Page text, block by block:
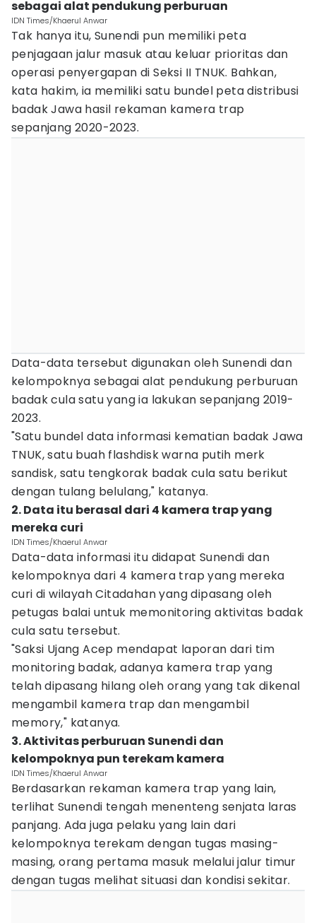
sebagai alat pendukung perburuan
IDN Times/Khaerul Anwar
Tak hanya itu, Sunendi pun memiliki peta
penjagaan jalur masuk atau keluar prioritas dan
operasi penyergapan di Seksi II TNUK. Bahkan,
kata hakim, ia memiliki satu bundel peta distribusi
badak Jawa hasil rekaman kamera trap
sepanjang 2020-2023.
Data-data tersebut digunakan oleh Sunendi dan
kelompoknya sebagai alat pendukung perburuan
badak cula satu yang ia lakukan sepanjang 2019-
2023.
"Satu bundel data informasi kematian badak Jawa
TNUK, satu buah flashdisk warna putih merk
sandisk, satu tengkorak badak cula satu berikut
dengan tulang belulang," katanya.
2. Data itu berasal dari 4 kamera trap yang
mereka curi
IDN Times/Khaerul Anwar
Data-data informasi itu didapat Sunendi dan
kelompoknya dari 4 kamera trap yang mereka
curi di wilayah Citadahan yang dipasang oleh
petugas balai untuk memonitoring aktivitas badak
cula satu tersebut.
"Saksi Ujang Acep mendapat laporan dari tim
monitoring badak, adanya kamera trap yang
telah dipasang hilang oleh orang yang tak dikenal
mengambil kamera trap dan mengambil
memory," katanya.
3. Aktivitas perburuan Sunendi dan
kelompoknya pun terekam kamera
IDN Times/Khaerul Anwar
Berdasarkan rekaman kamera trap yang lain,
terlihat Sunendi tengah menenteng senjata laras
panjang. Ada juga pelaku yang lain dari
kelompoknya terekam dengan tugas masing-
masing, orang pertama masuk melalui jalur timur
dengan tugas melihat situasi dan kondisi sekitar.